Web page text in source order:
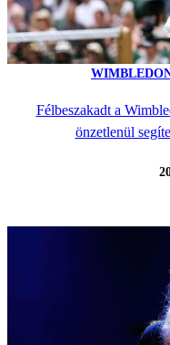
Félbeszakadt a
önzetlenül